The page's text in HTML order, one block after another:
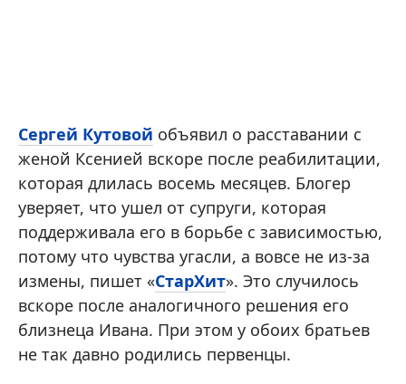
Сергей Кутовой объявил о расставании с
женой Ксенией вскоре после реабилитации,
которая длилась восемь месяцев. Блогер
уверяет, что ушел от супруги, которая
поддерживала его в борьбе с зависимостью,
потому что чувства угасли, а вовсе не из-за
измены, пишет «СтарХит». Это случилось
вскоре после аналогичного решения его
близнеца Ивана. При этом у обоих братьев
не так давно родились первенцы.